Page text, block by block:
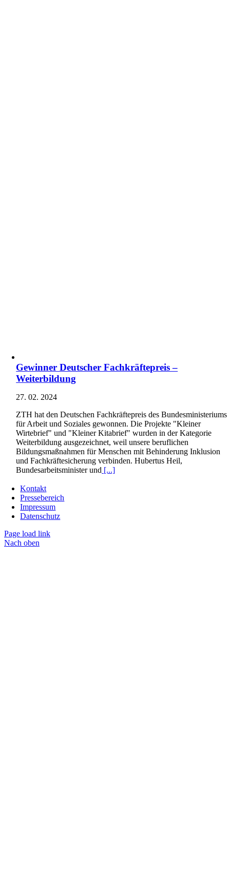
Gewinner Deutscher Fachkräftepreis –
Weiterbildung
27. 02. 2024
ZTH hat den Deutschen Fachkräftepreis des Bundesministeriums
für Arbeit und Soziales gewonnen. Die Projekte "Kleiner
Wirtebrief" und "Kleiner Kitabrief" wurden in der Kategorie
Weiterbildung ausgezeichnet, weil unsere beruflichen
Bildungsmaßnahmen für Menschen mit Behinderung Inklusion
und Fachkräftesicherung verbinden. Hubertus Heil,
Bundesarbeitsminister und [...]
Kontakt
Pressebereich
Impressum
Datenschutz
Page load link
Nach oben